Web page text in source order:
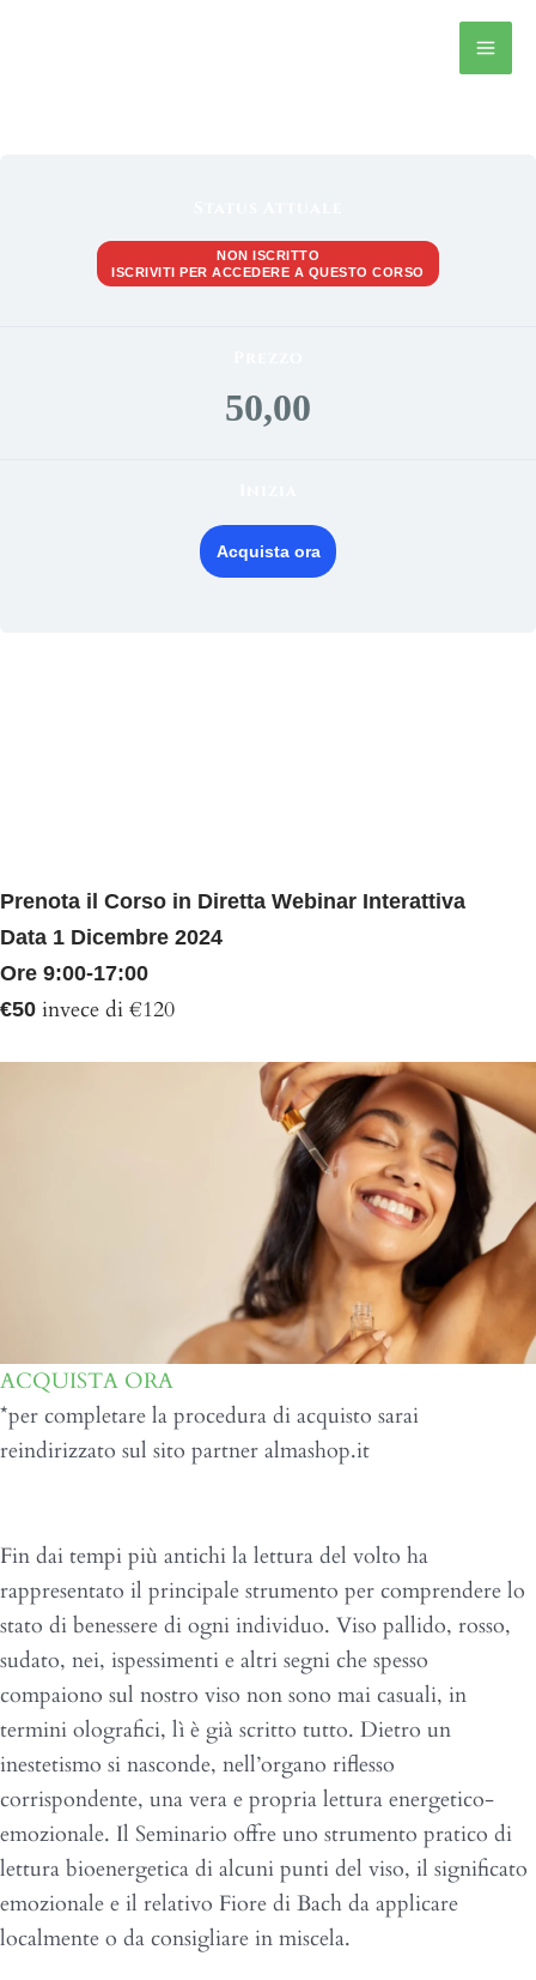
NON ISCRITTO
ISCRIVITI PER ACCEDERE A QUESTO CORSO
50,00
Acquista ora
Prenota il Corso in Diretta Webinar Interattiva
Data 1 Dicembre 2024
Ore 9:00-17:00
€50 invece di €120
ACQUISTA ORA
*per completare la procedura di acquisto sarai
reindirizzato sul sito partner almashop.it
Fin dai tempi più antichi la lettura del volto ha
rappresentato il principale strumento per comprendere lo
stato di benessere di ogni individuo. Viso pallido, rosso,
sudato, nei, ispessimenti e altri segni che spesso
compaiono sul nostro viso non sono mai casuali, in
termini olografici, lì è già scritto tutto. Dietro un
inestetismo si nasconde, nell’organo riflesso
corrispondente, una vera e propria lettura energetico-
emozionale. Il Seminario offre uno strumento pratico di
lettura bioenergetica di alcuni punti del viso, il significato
emozionale e il relativo Fiore di Bach da applicare
localmente o da consigliare in miscela.